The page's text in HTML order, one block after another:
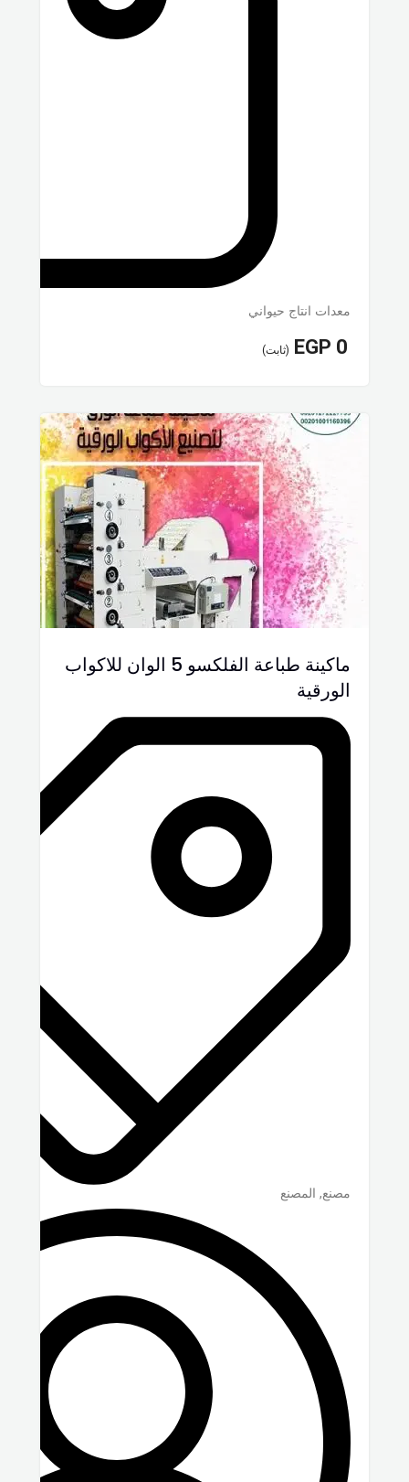
معدات انتاج حيواني
EGP 0 (ثابت)
ماكينة طباعة الفلكسو 5 الوان للاكواب
الورقية
مصنع, المصنع